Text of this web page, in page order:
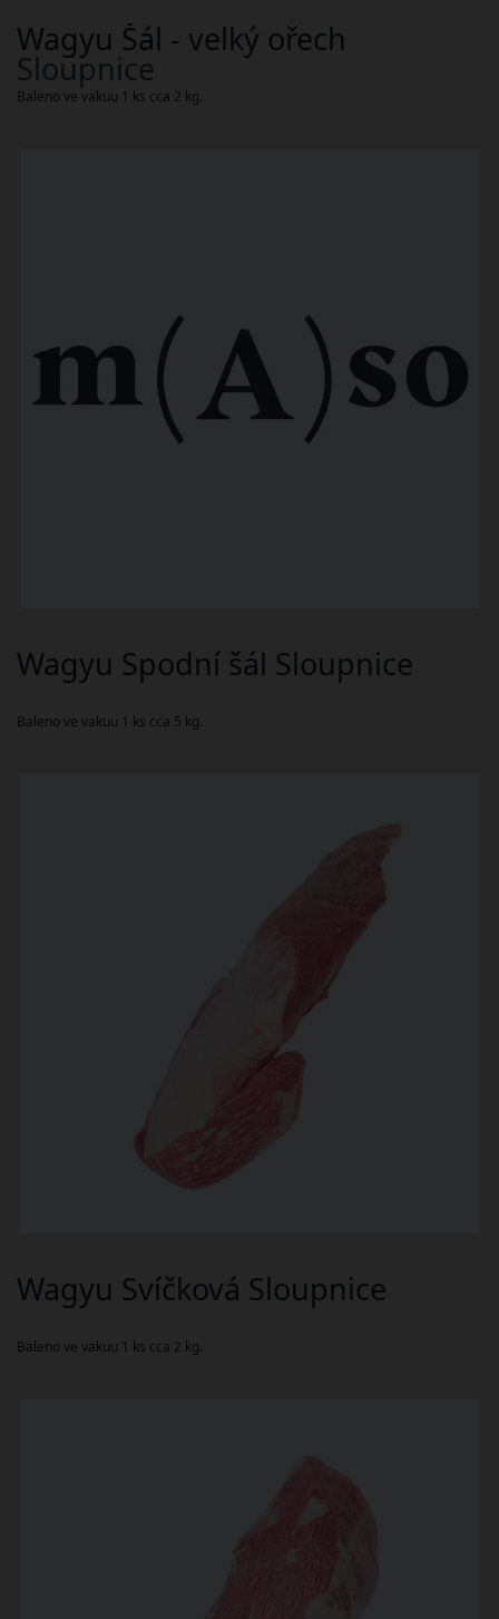
Baleno ve vakuu 1 ks cca 2 kg.
Wagyu Šál - velký ořech
Sloupnice
Baleno ve vakuu 1 ks cca 5 kg.
Wagyu Spodní šál Sloupnice
Baleno ve vakuu 1 ks cca 2 kg.
Wagyu Svíčková Sloupnice